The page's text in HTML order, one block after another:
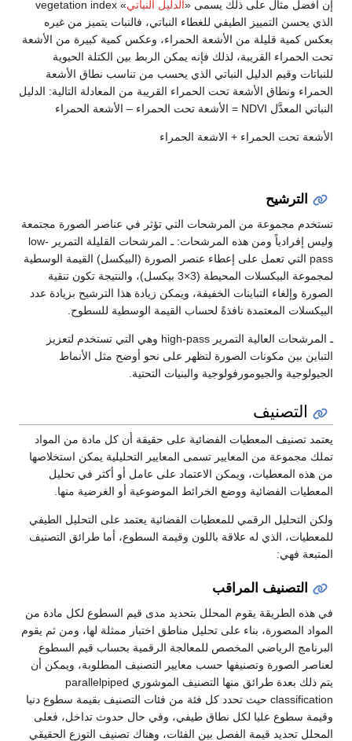
إن أفضل مثال على ذلك يسمى «الدليل النباتي
» vegetation index
الذي يحسن التمييز الطيفي للغطاء النباتي، فالنبات يتميز من غيره
بعكس كمية قليلة من الأشعة الحمراء، وعكس كمية كبيرة من الأشعة
تحت الحمراء القريبة، لذلك فإنه يمكن الربط بين الكتلة الحيوية
للنباتات وقيم الدليل النباتي الذي يحسب من تناسب نطاق الأشعة
الحمراء ونطاق الأشعة تحت الحمراء القريبة من المعادلة التالية: الدليل
النباتي المعدَّل NDVI = الأشعة تحت الحمراء – الأشعة الحمراء
الأشعة تحت الحمراء + الاشعة الحمراء
الترشيح
تستخدم مجموعة من المرشحات التي تؤثر في عناصر الصورة مجتمعة
وليس إفرادياً ومن هذه المرشحات: ـ المرشحات القليلة التمرير low-
pass التي تعمل على إعطاء عنصر الصورة (البيكسل) القيمة الوسطية
لمجموعة البيكسلات المحيطة (3×3 بيكسل)، والنتيجة تكون تنقية
الصورة وإلغاء التباينات الخفيفة، ويمكن زيادة هذا الترشيح بزيادة عدد
البيكسلات المعتمدة نافذةً لحساب القيمة الوسطية للسطوح.
ـ المرشحات العالية التمرير high-pass وهي التي تستخدم لتعزيز
التباين بين مكونات الصورة لتظهر على نحو أوضح مثل الأنماط
الجيولوجية والجيومورفولوجية والبنيات التحتية.
التصنيف
يعتمد تصنيف المعطيات الفضائية على حقيقة أن كل مادة من المواد
تملك مجموعة من المعايير تسمى المعايير التحليلية يمكن استخلاصها
من هذه المعطيات، ويمكن الاعتماد على عامل أو أكثر في تحليل
المعطيات الفضائية ووضع الخرائط الموضوعية أو الغرضية منها.
ولكن التحليل الرقمي للمعطيات الفضائية يعتمد على التحليل الطيفي
للمعطيات، الذي له علاقة باللون وقيمة السطوع، أما طرائق التصنيف
المتبعة فهي:
التصنيف المراقب
في هذه الطريقة يقوم المحلل بتحديد مدى قيم السطوع لكل مادة من
المواد المصورة، بناء على تحليل مناطق اختبار ممثلة لها، ومن ثم يقوم
البرنامج الرياضي المخصص للمعالجة الرقمية بحساب قيم السطوع
لعناصر الصورة وتصنيفها حسب معايير التصنيف المطلوبة، ويمكن أن
يتم ذلك بعدة طرائق منها التصنيف الموشوري parallelpiped
classification حيث تحدد كل فئة من فئات التصنيف بقيمة سطوع دنيا
وقيمة سطوع عليا لكل نطاق طيفي، وفي حال حدوث تداخل، فعلى
المحلل تحديد قيمة الفصل بين الفئات، وهناك تصنيف التوزع الحقيقي